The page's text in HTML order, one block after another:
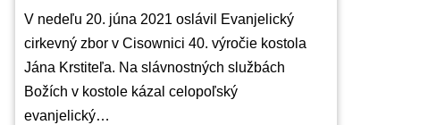
V nedeľu 20. júna 2021 oslávil Evanjelický
cirkevný zbor v Cisownici 40. výročie kostola
Jána Krstiteľa. Na slávnostných službách
Božích v kostole kázal celopoľský
evanjelický…